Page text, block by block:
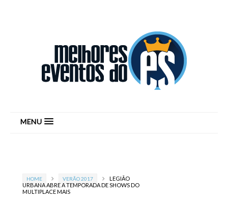
MENU
HOME VERÃO 2017
LEGIÃO
URBANA ABRE A TEMPORADA DE SHOWS DO
MULTIPLACE MAIS